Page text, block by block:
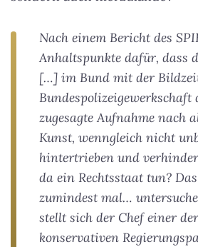
Nach einem Bericht des
Anhaltspunkte dafür, dass
[…] im Bund mit der
zugesagte Aufnahme nach
Kunst, wenngleich nicht
hintertrieben und
da ein Rechtsstaat tun?
zumindest mal…
stellt sich der Chef einer
konservativen